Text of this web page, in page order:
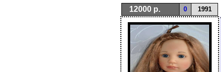
12000 р. 0 1991